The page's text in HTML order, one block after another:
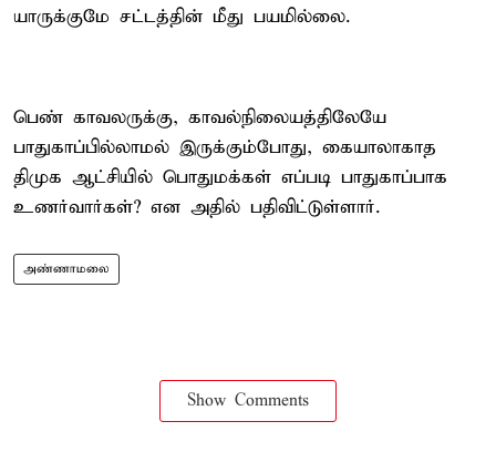
யாருக்குமே சட்டத்தின் மீது பயமில்லை.
பெண் காவலருக்கு, காவல்நிலையத்திலேயே
பாதுகாப்பில்லாமல் இருக்கும்போது, கையாலாகாத
திமுக ஆட்சியில் பொதுமக்கள் எப்படி பாதுகாப்பாக
உணர்வார்கள்? என அதில் பதிவிட்டுள்ளார்.
அண்ணாமலை
Show Comments